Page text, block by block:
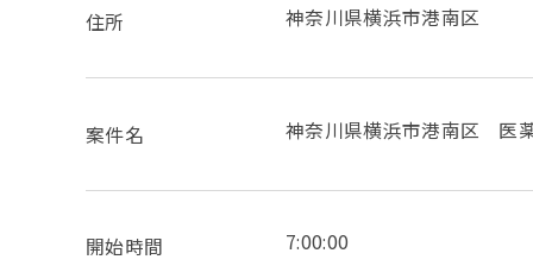
住所 神奈川県横浜市港南区
案件名 神奈川県横浜市港南区 医
開始時間 7:00:00